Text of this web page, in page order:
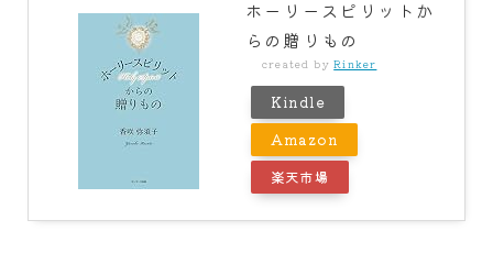
ホーリースピリットか
らの贈りもの
created byRinker
Kindle
Amazon
楽天市場